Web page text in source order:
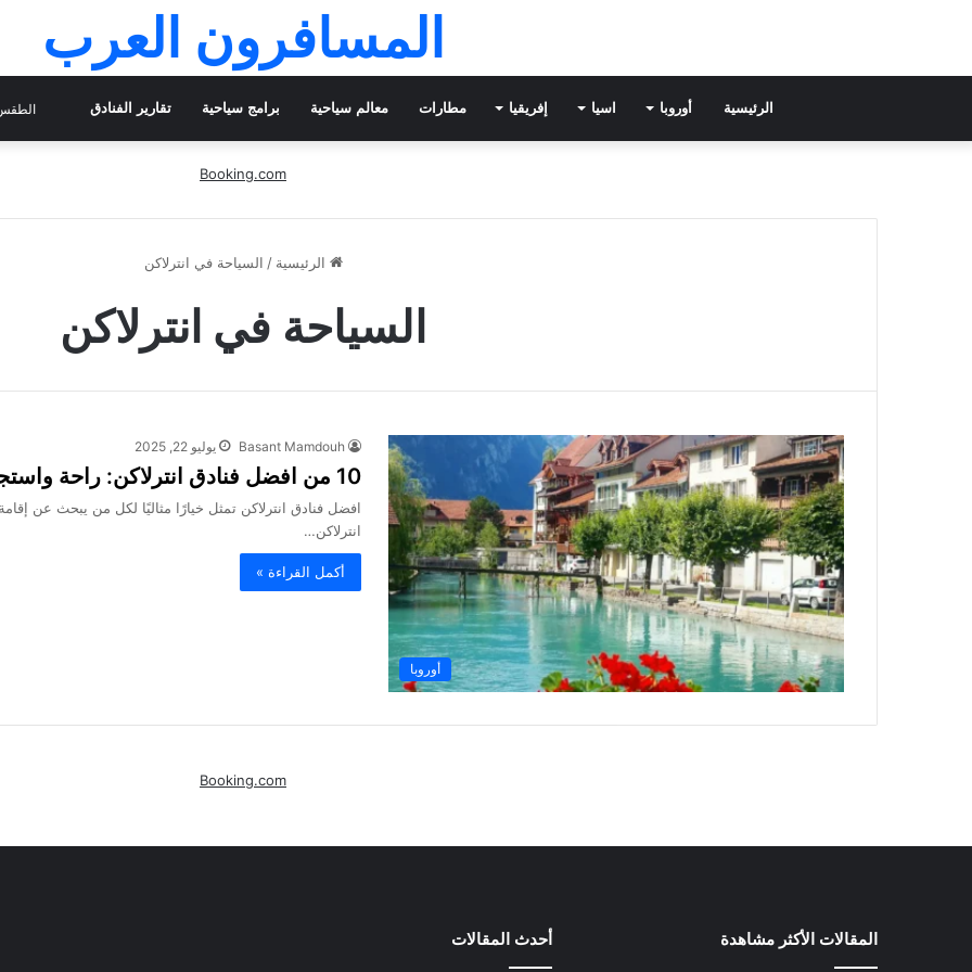
المسافرون العرب
الرئيسية أوروبا اسيا إفريقيا مطارات معالم سياحية برامج سياحية تقارير الفنادق
Booking.com
الرئيسية / السياحة في انترلاكن
السياحة في انترلاكن
أوروبا
Basant Mamdouh يوليو 22, 2025
10 من افضل فنادق انترلاكن: راحة واستجمام وسط أجمل مناظر سويسرا
افضل فنادق انترلاكن تمثل خيارًا مثاليًا لكل من يبحث عن
انترلاكن…
أكمل القراءة »
Booking.com
المقالات الأكثر مشاهدة أحدث المقالات